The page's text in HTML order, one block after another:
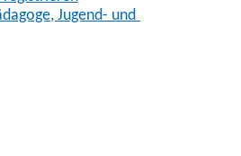
Jugend- und Heimerzieher,